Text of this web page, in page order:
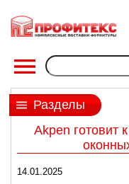
Разделы
Akpen готовит
14.01.2025